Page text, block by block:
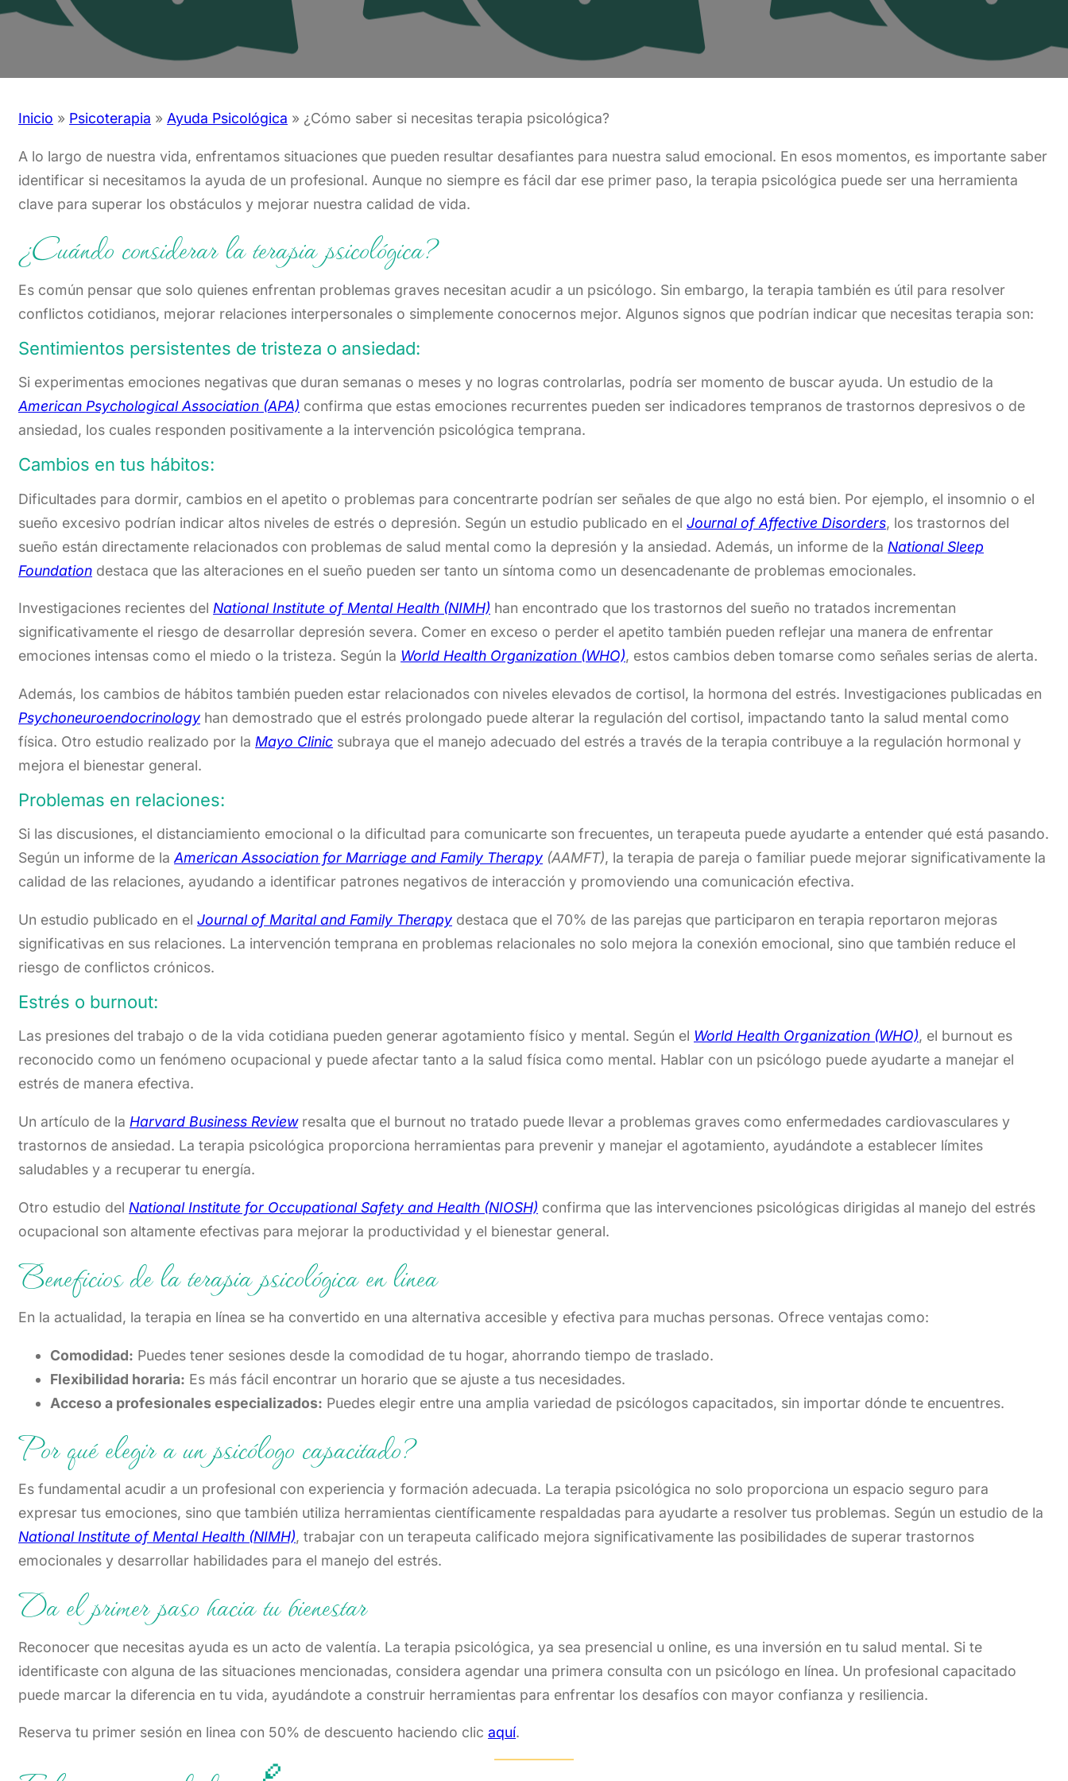
Inicio » Psicoterapia » Ayuda Psicológica » ¿Cómo saber si necesitas terapia psicológica?
A lo largo de nuestra vida, enfrentamos situaciones que pueden resultar desafiantes para nuestra salud emocional. En esos momentos, es importante saber
identificar si necesitamos la ayuda de un profesional. Aunque no siempre es fácil dar ese primer paso, la terapia psicológica puede ser una herramienta
clave para superar los obstáculos y mejorar nuestra calidad de vida.
¿Cuándo considerar la terapia psicológica?
Es común pensar que solo quienes enfrentan problemas graves necesitan acudir a un psicólogo. Sin embargo, la terapia también es útil para resolver
conflictos cotidianos, mejorar relaciones interpersonales o simplemente conocernos mejor. Algunos signos que podrían indicar que necesitas terapia son:
Sentimientos persistentes de tristeza o ansiedad:
Si experimentas emociones negativas que duran semanas o meses y no logras controlarlas, podría ser momento de buscar ayuda. Un estudio de la
American Psychological Association (APA) confirma que estas emociones recurrentes pueden ser indicadores tempranos de trastornos depresivos o de
ansiedad, los cuales responden positivamente a la intervención psicológica temprana.
Cambios en tus hábitos:
Dificultades para dormir, cambios en el apetito o problemas para concentrarte podrían ser señales de que algo no está bien. Por ejemplo, el insomnio o el
sueño excesivo podrían indicar altos niveles de estrés o depresión. Según un estudio publicado en elJournal of Affective Disorders, los trastornos del
sueño están directamente relacionados con problemas de salud mental como la depresión y la ansiedad. Además, un informe de la National Sleep
Foundation destaca que las alteraciones en el sueño pueden ser tanto un síntoma como un desencadenante de problemas emocionales.
Investigaciones recientes delNational Institute of Mental Health (NIMH) han encontrado que los trastornos del sueño no tratados incrementan
significativamente el riesgo de desarrollar depresión severa. Comer en exceso o perder el apetito también pueden reflejar una manera de enfrentar
emociones intensas como el miedo o la tristeza. Según la World Health Organization (WHO), estos cambios deben tomarse como señales serias de alerta.
Además, los cambios de hábitos también pueden estar relacionados con niveles elevados de cortisol, la hormona del estrés. Investigaciones publicadas en
Psychoneuroendocrinology han demostrado que el estrés prolongado puede alterar la regulación del cortisol, impactando tanto la salud mental como
física. Otro estudio realizado por la Mayo Clinic subraya que el manejo adecuado del estrés a través de la terapia contribuye a la regulación hormonal y
mejora el bienestar general.
Problemas en relaciones:
Si las discusiones, el distanciamiento emocional o la dificultad para comunicarte son frecuentes, un terapeuta puede ayudarte a entender qué está pasando.
Según un informe de laAmerican Association for Marriage and Family Therapy (AAMFT), la terapia de pareja o familiar puede mejorar significativamente la
calidad de las relaciones, ayudando a identificar patrones negativos de interacción y promoviendo una comunicación efectiva.
Un estudio publicado en elJournal of Marital and Family Therapy destaca que el 70% de las parejas que participaron en terapia reportaron mejoras
significativas en sus relaciones. La intervención temprana en problemas relacionales no solo mejora la conexión emocional, sino que también reduce el
riesgo de conflictos crónicos.
Estrés o burnout:
Las presiones del trabajo o de la vida cotidiana pueden generar agotamiento físico y mental. Según el World Health Organization (WHO), el burnout es
reconocido como un fenómeno ocupacional y puede afectar tanto a la salud física como mental. Hablar con un psicólogo puede ayudarte a manejar el
estrés de manera efectiva.
Un artículo de la Harvard Business Reviewresalta que el burnout no tratado puede llevar a problemas graves como enfermedades cardiovasculares y
trastornos de ansiedad. La terapia psicológica proporciona herramientas para prevenir y manejar el agotamiento, ayudándote a establecer límites
saludables y a recuperar tu energía.
Otro estudio del National Institute for Occupational Safety and Health (NIOSH) confirma que las intervenciones psicológicas dirigidas al manejo del estrés
ocupacional son altamente efectivas para mejorar la productividad y el bienestar general.
Beneficios de la terapia psicológica en linea
En la actualidad, la terapia en línea se ha convertido en una alternativa accesible y efectiva para muchas personas. Ofrece ventajas como:
Comodidad: Puedes tener sesiones desde la comodidad de tu hogar, ahorrando tiempo de traslado.
Flexibilidad horaria: Es más fácil encontrar un horario que se ajuste a tus necesidades.
Acceso a profesionales especializados: Puedes elegir entre una amplia variedad de psicólogos capacitados, sin importar dónde te encuentres.
Por qué elegir a un psicólogo capacitado?
Es fundamental acudir a un profesional con experiencia y formación adecuada. La terapia psicológica no solo proporciona un espacio seguro para
expresar tus emociones, sino que también utiliza herramientas científicamente respaldadas para ayudarte a resolver tus problemas. Según un estudio de la
National Institute of Mental Health (NIMH), trabajar con un terapeuta calificado mejora significativamente las posibilidades de superar trastornos
emocionales y desarrollar habilidades para el manejo del estrés.
Da el primer paso hacia tu bienestar
Reconocer que necesitas ayuda es un acto de valentía. La terapia psicológica, ya sea presencial u online, es una inversión en tu salud mental. Si te
identificaste con alguna de las situaciones mencionadas, considera agendar una primera consulta con un psicólogo en línea. Un profesional capacitado
puede marcar la diferencia en tu vida, ayudándote a construir herramientas para enfrentar los desafíos con mayor confianza y resiliencia.
Reserva tu primer sesión en linea con 50% de descuento haciendo clicaquí.